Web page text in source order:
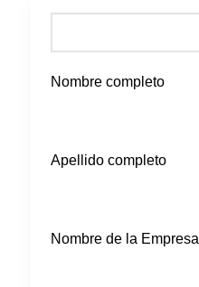
Nombre completo
Apellido completo
Nombre de la Empresa